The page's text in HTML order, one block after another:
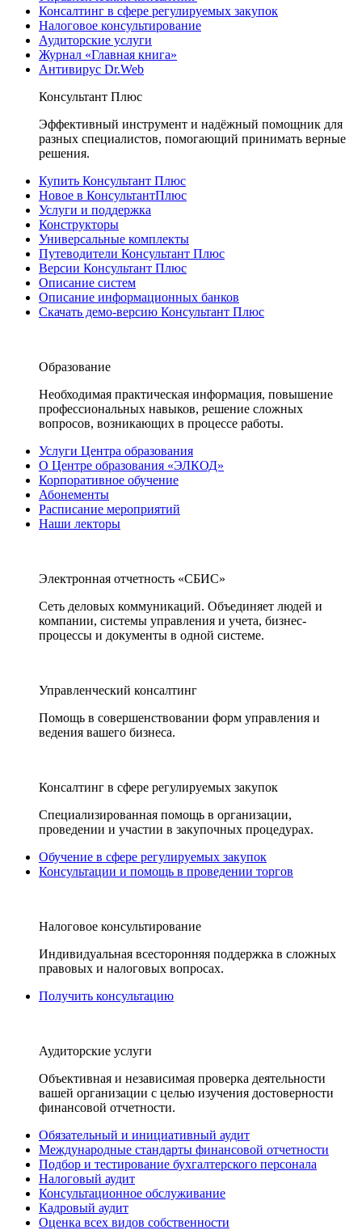
Консалтинг в сфере регулируемых закупок
Налоговое консультирование
Аудиторские услуги
Журнал «Главная книга»
Антивирус Dr.Web
Консультант Плюс
Эффективный инструмент и надёжный помощник для
разных специалистов, помогающий принимать верные
решения.
Купить Консультант Плюс
Новое в КонсультантПлюс
Услуги и поддержка
Конструкторы
Универсальные комплекты
Путеводители Консультант Плюс
Версии Консультант Плюс
Описание систем
Описание информационных банков
Скачать демо-версию Консультант Плюс
Образование
Необходимая практическая информация, повышение
профессиональных навыков, решение сложных
вопросов, возникающих в процессе работы.
Услуги Центра образования
О Центре образования «ЭЛКОД»
Корпоративное обучение
Абонементы
Расписание мероприятий
Наши лекторы
Электронная отчетность «СБИС»
Сеть деловых коммуникаций. Объединяет людей и
компании, системы управления и учета, бизнес-
процессы и документы в одной системе.
Управленческий консалтинг
Помощь в совершенствовании форм управления и
ведения вашего бизнеса.
Консалтинг в сфере регулируемых закупок
Специализированная помощь в организации,
проведении и участии в закупочных процедурах.
Обучение в сфере регулируемых закупок
Консультации и помощь в проведении торгов
Налоговое консультирование
Индивидуальная всесторонняя поддержка в сложных
правовых и налоговых вопросах.
Получить консультацию
Аудиторские услуги
Объективная и независимая проверка деятельности
вашей организации с целью изучения достоверности
финансовой отчетности.
Обязательный и инициативный аудит
Международные стандарты финансовой отчетности
Подбор и тестирование бухгалтерского персонала
Налоговый аудит
Консультационное обслуживание
Кадровый аудит
Оценка всех видов собственности